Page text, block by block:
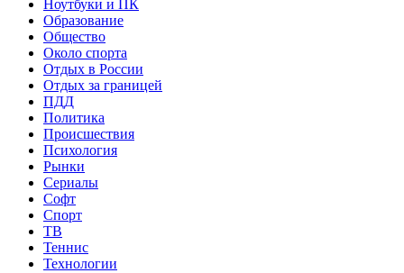
Ноутбуки и ПК
Образование
Общество
Около спорта
Отдых в России
Отдых за границей
ПДД
Политика
Происшествия
Психология
Рынки
Сериалы
Софт
Спорт
ТВ
Теннис
Технологии